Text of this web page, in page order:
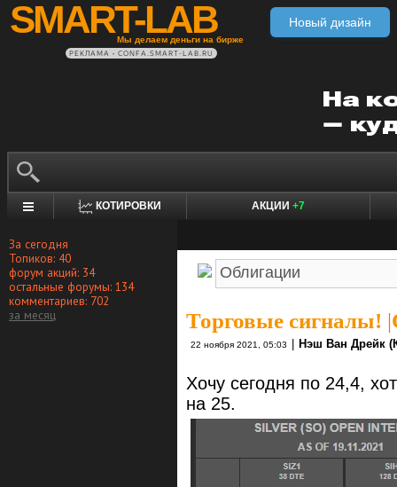
SMART-LAB
Мы делаем деньги на бирже
Новый дизайн
РЕКЛАМА • CONFA.SMART-LAB.RU
КОТИРОВКИ АКЦИИ +7
За сегодня
Топиков: 40
форум акций: 34
остальные форумы: 134
комментариев: 702
за месяц
Торговые сигналы! |
22 ноября 2021, 05:03 Нэш Ван Дрейк
Хочу сегодня по 24,4,
на 25.